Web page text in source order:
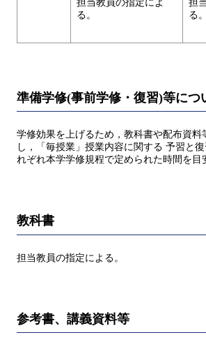
担当教員の指定によ
る。
担
る。
準備学修(事前学修・復習)等につ
学修効果を上げるため，教科書や配布資料
し，「毎授業」授業内容に関する 予習と
れぞれ本学学修規程で定められた時間を目
教科書
担当教員の指定による。
参考書、講義資料等